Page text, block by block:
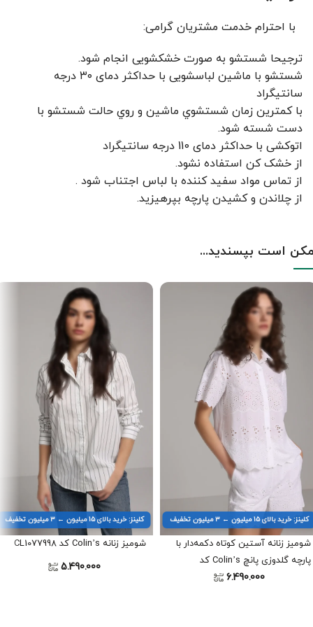
با احترام خدمت مشتریان گرامی:
ترجیحا شستشو به صورت خشکشویی انجام شود.
شستشو با ماشین لباسشویی با حداکثر دمای ۳۰ درجه
سانتیگراد
با کمترين زمان شستشوي ماشين و روي حالت شستشو با
دست شسته شود.
اتوکشی با حداکثر دمای 110 درجه سانتیگراد
از خشک کن استفاده نشود.
از تماس مواد سفید کننده با لباس اجتناب شود .
از چلاندن و کشيدن پارچه بپرهيزيد.
است بپسندید...
کلینز: خرید بالای ۱۵ میلیون ← ۳ میلیون تخفیف
شومیز زنانه آستین کوتاه دکمه‌دار با
پارچه گلدوزی پانچ Colin’s کد
6.490.000
کلینز: خرید بالای ۱۵ میلیون ← ۳ میلیون تخفیف
شومیز زنانه Colin’s کد CL1077998
5.490.000